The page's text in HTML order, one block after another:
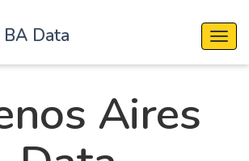
BA Data
Aires